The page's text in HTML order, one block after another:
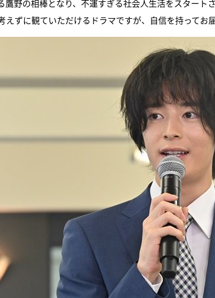
鷹野の相棒となり、不運すぎる社会人生活をスタート
ずに観ていただけるドラマですが、自信を持ってお